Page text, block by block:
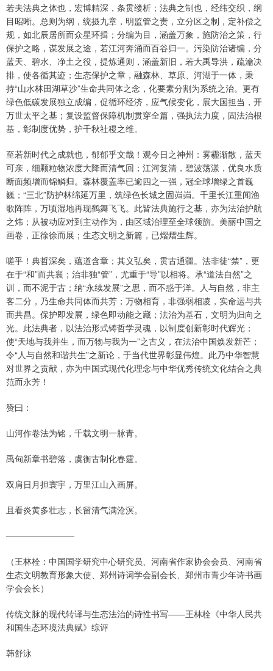
若夫法典之体也，宏博精深，条贯缕析；法典之制也，经纬交织，纲
目昭晰。总则为纲，统摄九章，明监管之责，立分区之制，定补偿之
规，如北辰居所而众星环揖；分编为目，涵盖万象，施防治之策，行
保护之略，谋发展之途，若江河奔涌而百谷归一。污染防治诸编，分
蓝天、碧水、净土之役，提炼通则，涵盖新旧，若大禹导洪，疏瀹决
排，使各循其迹；生态保护之章，融森林、草原、河湖于一体，秉
持“山水林田湖草沙”生命共同体之念，化要素分割为系统之治。更有
绿色低碳发展独立成编，促循环经济，应气候变化，展大国担当，开
万世太平之基；复设监督保障机制贯穿全篇，强执法力度，固法治根
基，彰制度优势，护千秋社稷之维。
至若新时代之成就也，郁郁乎文哉！观今日之神州：雾霾渐散，蓝天
可亲，细颗粒物浓度大降而清气回；江河复清，碧波荡漾，优良水质
断面频增而锦鳞归。森林覆盖率已逾四之一强，冠全球增绿之首巍
巍；“三北”防护林绵延万里，筑绿色长城之固岿岿。千里长江重闻渔
歌阵阵，万顷湿地再现鹤舞飞飞。此皆法典施行之基，亦为法治护航
之炜；从被动应对到主动作为，由区域治理至全球领旂。美丽中国之
画卷，正徐徐而展；生态文明之新篇，已熠熠生辉。
嗟乎！典哲深矣，蕴道含章；其义弘矣，贯古通疆。法非徒“禁”，更
在于“和”而共襄；治非独“管”，尤重于“导”以相将。承“道法自然”之
训，而不泥于古；纳“永续发展”之思，而不惑于洋。人与自然，非主
客二分，乃生命共同体而共芳；万物相育，非强弱相凌，实命运与共
而共昌。保护即发展，绿色即动能之藏；法治为基石，文明为归向之
光。此法典者，以法治形式铸哲学灵魂，以制度创新彰时代辉光；
使“天地与我并生，而万物与我为一”之古义，在法治中国焕发新芒；
令“人与自然和谐共生”之新论，于当代世界彰显伟煌。此乃中华智慧
对世界之贡献，亦为中国式现代化理念与中华优秀传统文化结合之典
范而永芳！
赞曰：
山河作卷法为铭，千载文明一脉青。
禹甸新章书碧落，虞衡古制化春霆。
双肩日月担寰宇，万里江山入画屏。
且看炎黄多壮志，长留清气满沧溟。
————————
（王林栓：中国国学研究中心研究员、河南省作家协会会员、河南省
生态文明教育形象大使、郑州诗词学会副会长、郑州市青少年诗书画
学会会长）
传统文脉的现代转译与生态法治的诗性书写——王林栓《中华人民共
和国生态环境法典赋》综评
韩舒泳